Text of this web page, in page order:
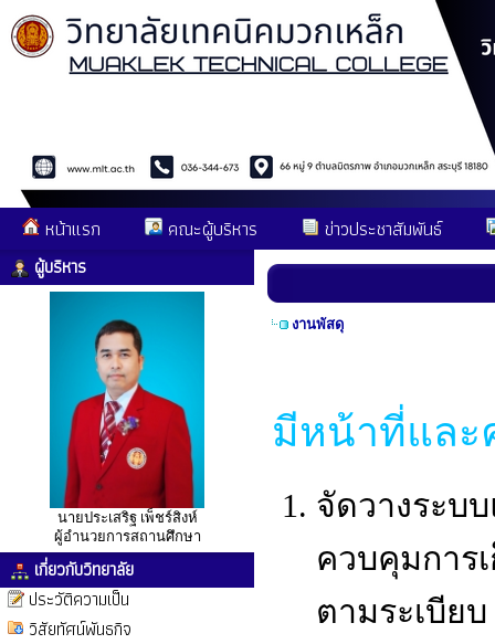
หน้าแรก คณะผู้บริหาร ข่าวประชาสัมพันธ์
ผู้บริหาร
นายประเสริฐ เพ็ชร์สิงห์
ผู้อำนวยการสถานศึกษา
เกี่ยวกับวิทยาลัย
ประวัติความเป็น
วิสัยทัศน์พันธกิจ
งานพัสดุ
มีหน้าที่และ
จัดวางระบ
ควบคุมการ
ตามระเบียบ